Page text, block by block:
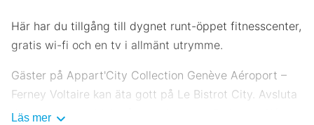
Här har du tillgång till dygnet runt-öppet fitnesscenter,
gratis wi-fi och en tv i allmänt utrymme.
Gäster på Appart'City Collection Genève Aéroport –
Ferney Voltaire kan äta gott på Le Bistrot City. Avsluta
dagen med en drink på boendets bar. Frukostbuffé
Läs mer